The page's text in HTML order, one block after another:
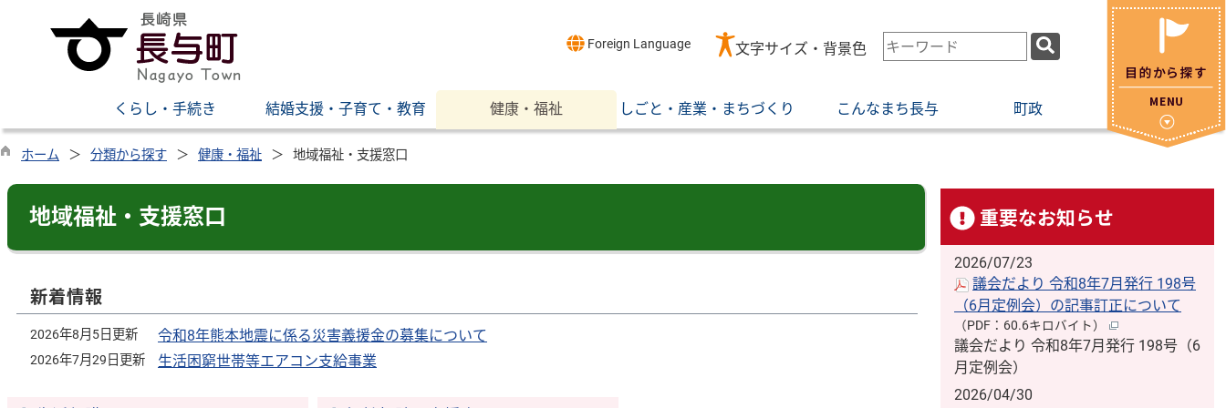
Foreign Language 文字サイズ・背景色
検
索
ー
ワ
くらし・手続き 結婚支援・子育て・教育 健康・福祉 しごと・産業・まちづくり こんなまち長与 町政
ホーム 分類から探す 健康・福祉 地域福祉・支援窓口
地域福祉・支援窓口
新着情報
2026年8月5日更新 令和8年熊本地震に係る災害義援金の募集について
2026年7月29日更新 生活困窮世帯等エアコン支給事業
重要なお知らせ
2026/07/23
議会だより 令和8年7月発行 198号
（6月定例会）の記事訂正について
（PDF：60.6キロバイト）
議会だより 令和8年7月発行 198号（6
月定例会）
2026/04/30